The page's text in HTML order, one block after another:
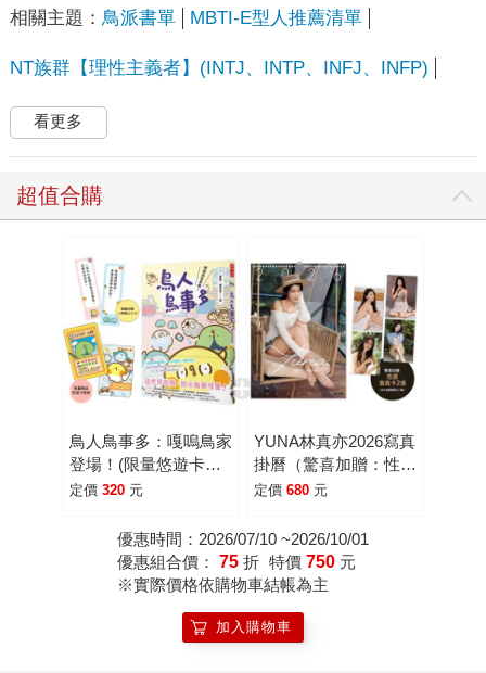
相關主題： 鳥派書單 MBTI-E型人推薦清單
NT族群【理性主義者】(INTJ、INTP、INFJ、INFP)
看更多
超值合購
鳥人鳥事多：嘎嗚鳥家
登場！(限量悠遊卡貼
紙版，隨書附贈小鳥暖
定價 320 元
YUNA林真亦2026寫真
掛曆（驚喜加贈：性感
寫真卡2張：共4款，
定價 680 元
優惠時間：2026/07/10 ~2026/10/01
優惠組合價： 75 折 特價 750 元
※實際價格依購物車結帳為主
加入購物車